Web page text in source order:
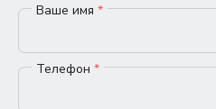
Ваше имя *
Телефон *